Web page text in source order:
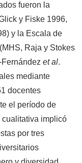
fueron la
y Fiske 1996,
y la Escala de
Raja y Stokes
et al.
mediante
docentes
el período de
cualitativa implicó
por tres